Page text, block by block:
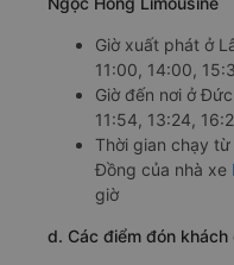
Giờ xuất phát ở
11:00, 14:00,
Giờ đến nơi ở
11:54, 13:24,
Thời gian chạy
Đồng của nhà xe
giờ
d. Các điểm đón khách